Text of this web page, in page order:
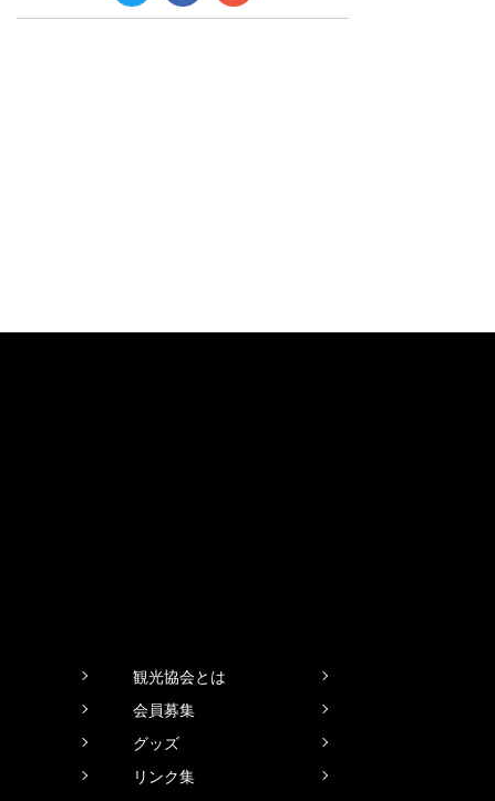
観光協会とは
会員募集
グッズ
リンク集